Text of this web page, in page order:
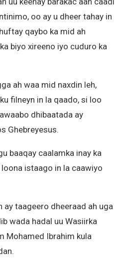
oo ay u dheer tahay in
qaybo ka mid ah
biyo xireeno iyo cuduro ka
ah waa mid naxdin leh,
filneyn in la qaado, si loo
dhibaatada ay
Ghebreyesus.
baaqay caalamka inay ka
istaago in la caawiyo
ay taageero dheeraad ah uga
wada hadal uu Wasiirka
Mohamed Ibrahim kula